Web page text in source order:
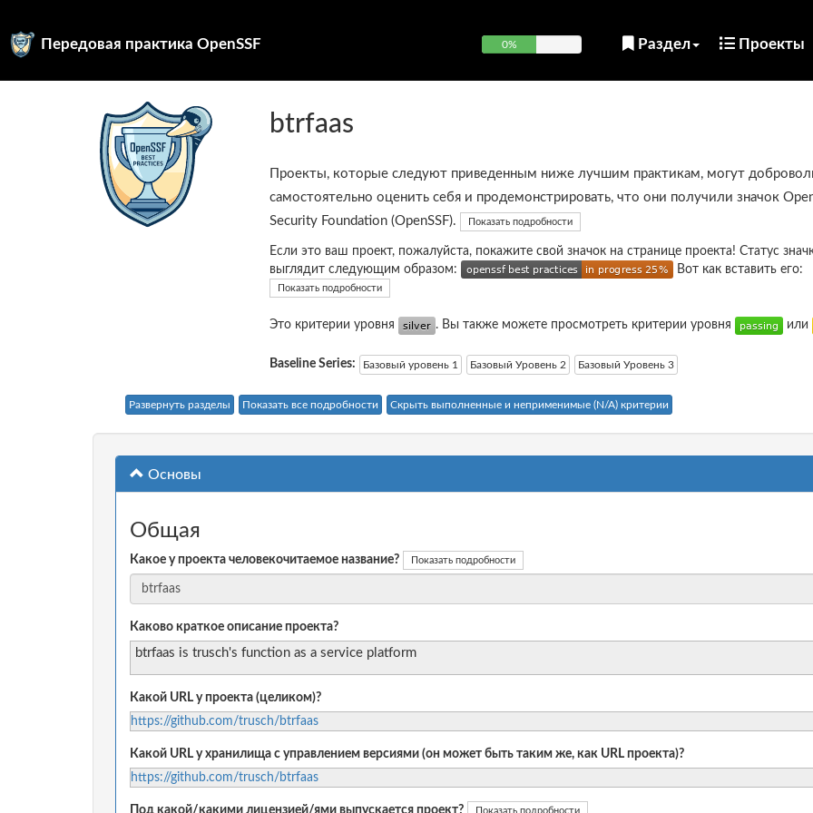
Передовая практика OpenSSF 0% Раздел Проекты
btrfaas
Проекты, которые следуют приведенным ниже лучшим практикам, могут
самостоятельно оценить себя и продемонстрировать, что они получили значок
Security Foundation (OpenSSF).
Показать подробности
Если это ваш проект, пожалуйста, покажите свой значок на странице проекта! Статус
выглядит следующим образом:
Вот как вставить его:
Показать подробности
Это критерии уровня . Вы также можете просмотреть критерии уровня или
Baseline Series: Базовый уровень 1 Базовый Уровень 2 Базовый Уровень 3
Развернуть разделы Показать все подробности Скрыть выполненные и неприменимые (N/A) критерии
Основы
Общая
Какое у проекта человекочитаемое название? Показать подробности
Каково краткое описание проекта?
btrfaas is trusch's function as a service platform
Какой URL у проекта (целиком)?
https://github.com/trusch/btrfaas
Какой URL у хранилища с управлением версиями (он может быть таким же, как URL проекта)?
https://github.com/trusch/btrfaas
Под какой/какими лицензией/ями выпускается проект? Показать подробности